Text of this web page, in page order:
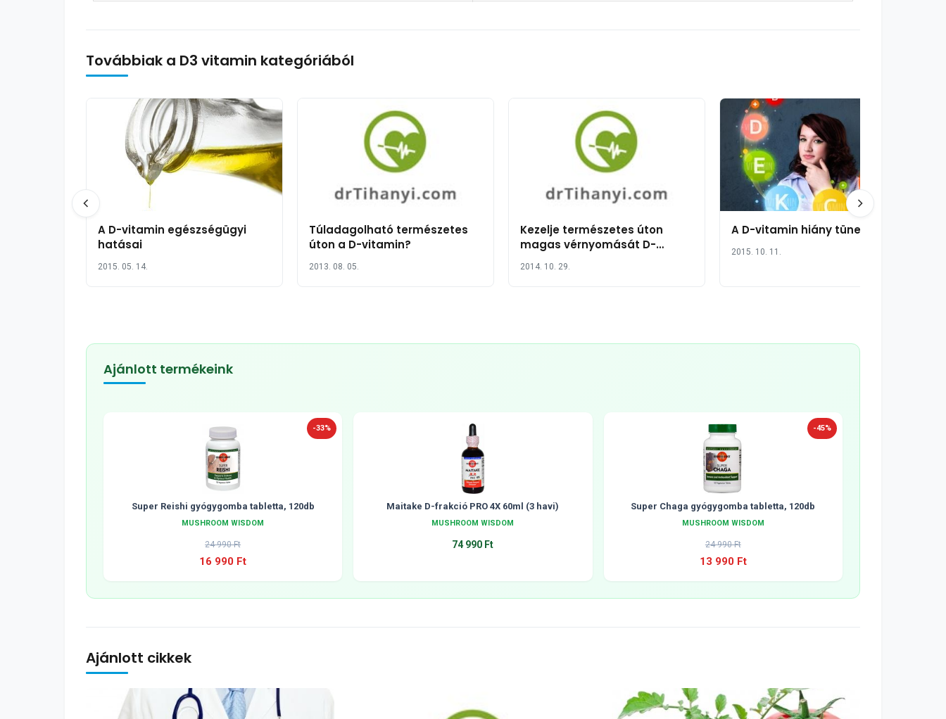
Továbbiak a D3 vitamin kategóriából
A D-vitamin egészségügyi
hatásai
2015. 05. 14.
Túladagolható természetes
úton a D-vitamin?
2013. 08. 05.
Kezelje természetes úton
magas vérnyomását D-
2014. 10. 29.
A D-vitamin hiány tünetei
2015. 10. 11.
Ajánlott termékeink
-33%
Super Reishi gyógygomba tabletta, 120db
MUSHROOM WISDOM
24 990 Ft
16 990 Ft
Maitake D-frakció PRO 4X 60ml (3 havi)
MUSHROOM WISDOM
74 990 Ft
-45%
Super Chaga gyógygomba tabletta, 120db
MUSHROOM WISDOM
24 990 Ft
13 990 Ft
Ajánlott cikkek